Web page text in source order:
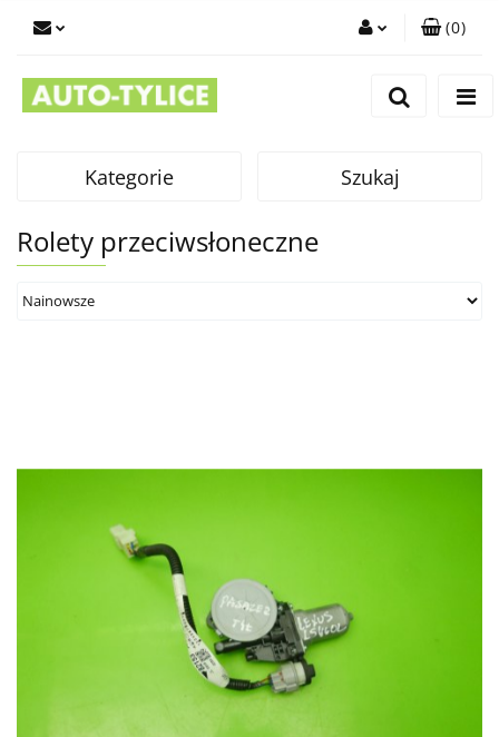
(0)
Kategorie Szukaj
Rolety przeciwsłoneczne